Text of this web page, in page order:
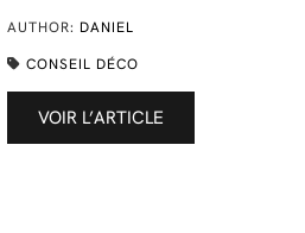
AUTHOR: DANIEL
CONSEIL DÉCO
VOIR L’ARTICLE